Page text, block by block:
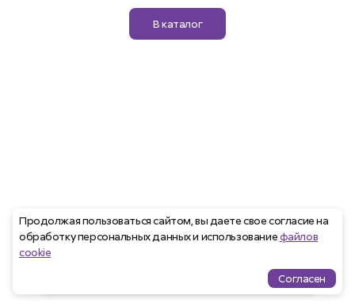
В каталог
меню
Продолжая пользоваться сайтом, вы даете свое согласие на
обработку персональных данных и использованиефайлов
cookie
Согласен